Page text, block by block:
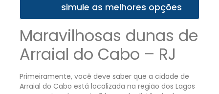
simule as melhores opções
Maravilhosas dunas de
Arraial do Cabo – RJ
Primeiramente, você deve saber que a cidade de
Arraial do Cabo está localizada na região dos Lagos